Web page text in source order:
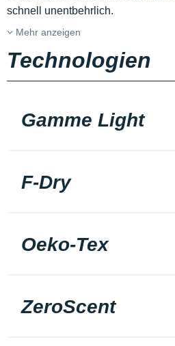
schnell unentbehrlich.
Mehr anzeigen
Technologien
Gamme Light
F-Dry
Oeko-Tex
ZeroScent